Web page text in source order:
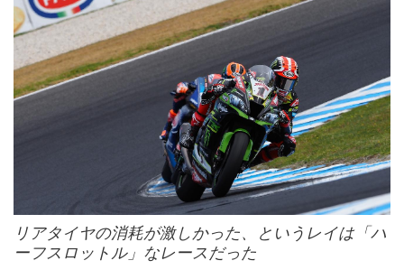
リアタイヤの消耗が激しかった、というレイは「ハ
ーフスロットル」なレースだった